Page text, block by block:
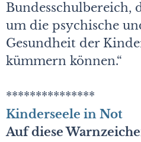
Bundesschulbereich,
um die psychische
Gesundheit der
kümmern können.“
***************
Kinderseele in Not
Auf diese